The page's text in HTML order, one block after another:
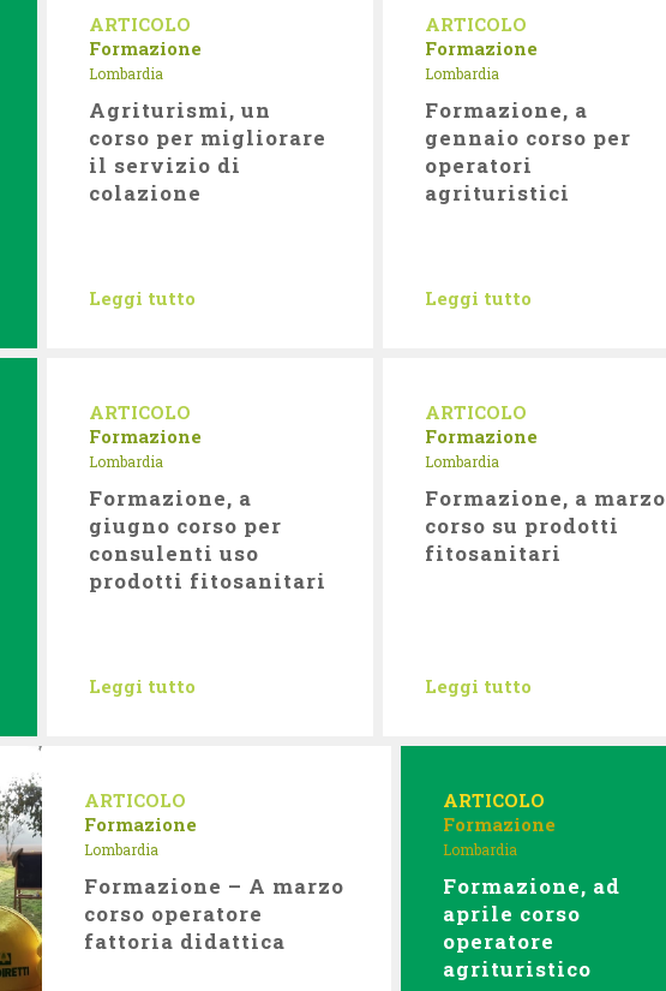
ARTICOLO
Formazione
Lombardia
Agriturismi, un
corso per migliorare
il servizio di
colazione
Leggi tutto
ARTICOLO
Formazione
Lombardia
Formazione, a
gennaio corso per
operatori
agrituristici
Leggi tutto
ARTICOLO
Formazione
Lombardia
Formazione, a
giugno corso per
consulenti uso
prodotti fitosanitari
Leggi tutto
ARTICOLO
Formazione
Lombardia
Formazione, a marzo
corso su prodotti
fitosanitari
Leggi tutto
ARTICOLO
Formazione
Lombardia
Formazione – A marzo
corso operatore
fattoria didattica
ARTICOLO
Formazione
Lombardia
Formazione, ad
aprile corso
operatore
agrituristico